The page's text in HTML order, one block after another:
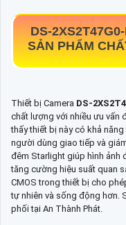
DS-
SẢN PHẨM
Thiết bị Camera DS-
chất lượng với nhiều ưu vấn
thấy thiết bị này có khả
người dùng giao tiếp và
đêm Starlight giúp hình ảnh
tăng cường hiệu suất quan
CMOS trong thiết bị cho
tự nhiên và sống động hơn.
phối tại An Thành Phát.